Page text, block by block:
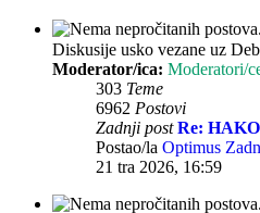
Diskusije usko vezane uz
Moderator/ica: Moderatori/
303 Teme
6962 Postovi
Zadnji post Re:
Postao/la Optimus
21 tra 2026, 16:59